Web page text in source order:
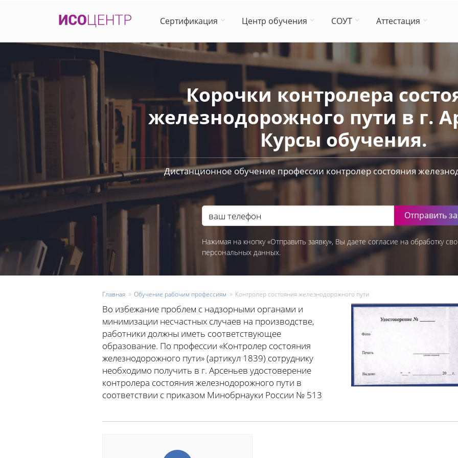
Сертификация Центр обучения СОУТ Аттестация
Корочки контролера
железнодорожного пути в г.
Курсы обучения.
Дистанционное обучение профессии контролер состояния
Отправить
Нажимая на кнопку «Отправить заявку», Вы даете согласие на обработку
персональных данных.
Главная Обучение рабочим профессиям Контролер состояния железнодорожного пути
Во избежание проблем с надзорными органами и
минимизации несчастных случаев на производстве,
работники должны иметь соответствующее
образование. По профессии «Контролер состояния
железнодорожного пути» (артикул 1839) сотруднику
необходимо получить в г. Арсеньев удостоверение
контролера состояния железнодорожного пути в
соответствии с приказом Минобрнауки России № 513